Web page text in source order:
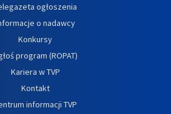
ogłoszenia
o nadawcy
Konkursy
program (ROPAT)
Kariera w TVP
Kontakt
informacji TVP